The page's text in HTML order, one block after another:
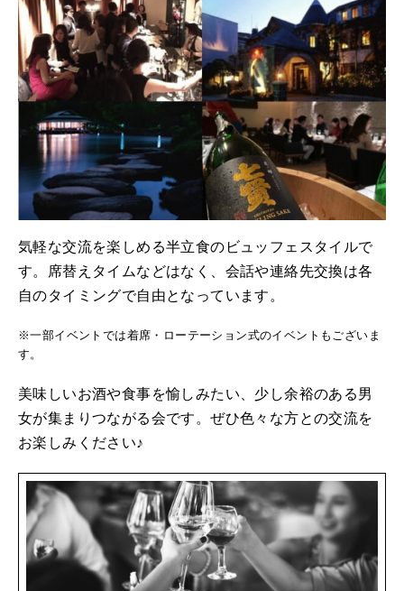
気軽な交流を楽しめる半立食のビュッフェスタイルで
す。席替えタイムなどはなく、会話や連絡先交換は各
自のタイミングで自由となっています。
※一部イベントでは着席・ローテーション式のイベントもございま
す。
美味しいお酒や食事を愉しみたい、少し余裕のある男
女が集まりつながる会です。ぜひ色々な方との交流を
お楽しみください♪